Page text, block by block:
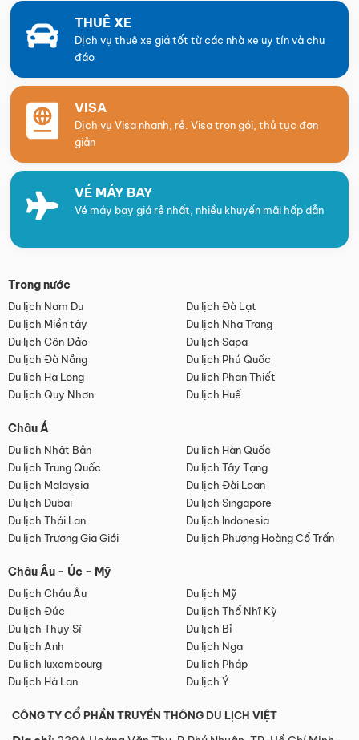
THUÊ XE
Dịch vụ thuê xe giá tốt từ các nhà xe uy tín và chu
đáo
VISA
Dịch vụ Visa nhanh, rẻ. Visa trọn gói, thủ tục đơn
giản
VÉ MÁY BAY
Vé máy bay giá rẻ nhất, nhiều khuyến mãi hấp dẫn
Trong nước
Du lịch Nam Du
Du lịch Đà Lạt
Du lịch Miền tây
Du lịch Nha Trang
Du lịch Côn Đảo
Du lịch Sapa
Du lịch Đà Nẵng
Du lịch Phú Quốc
Du lịch Hạ Long
Du lịch Phan Thiết
Du lịch Quy Nhơn
Du lịch Huế
Châu Á
Du lịch Nhật Bản
Du lịch Hàn Quốc
Du lịch Trung Quốc
Du lịch Tây Tạng
Du lịch Malaysia
Du lịch Đài Loan
Du lịch Dubai
Du lịch Singapore
Du lịch Thái Lan
Du lịch Indonesia
Du lịch Trương Gia Giới
Du lịch Phượng Hoàng Cổ Trấn
Châu Âu - Úc - Mỹ
Du lịch Châu Âu
Du lịch Mỹ
Du lịch Đức
Du lịch Thổ Nhĩ Kỳ
Du lịch Thụy Sĩ
Du lịch Bỉ
Du lịch Anh
Du lịch Nga
Du lịch luxembourg
Du lịch Pháp
Du lịch Hà Lan
Du lịch Ý
CÔNG TY CỔ PHẦN TRUYỀN THÔNG DU LỊCH VIỆT